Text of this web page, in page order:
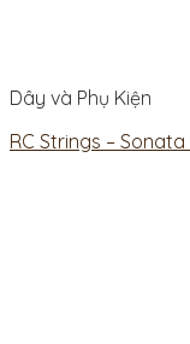
Dây và Phụ Kiện
RC Strings –